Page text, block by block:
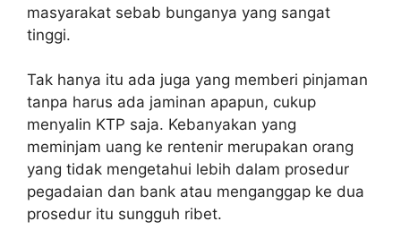
masyarakat sebab bunganya yang sangat
tinggi.
Tak hanya itu ada juga yang memberi pinjaman
tanpa harus ada jaminan apapun, cukup
menyalin KTP saja. Kebanyakan yang
meminjam uang ke rentenir merupakan orang
yang tidak mengetahui lebih dalam prosedur
pegadaian dan bank atau menganggap ke dua
prosedur itu sungguh ribet.